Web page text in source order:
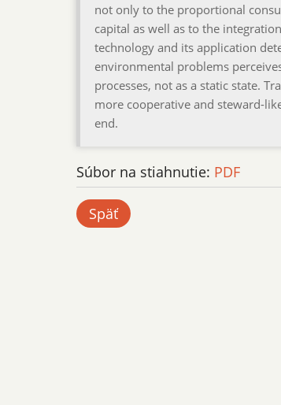
not only to the proportional
capital as well as to the
technology and its application
environmental problems
processes, not as a static state.
more cooperative and steward-
end.
Súbor na stiahnutie: PDF
Späť